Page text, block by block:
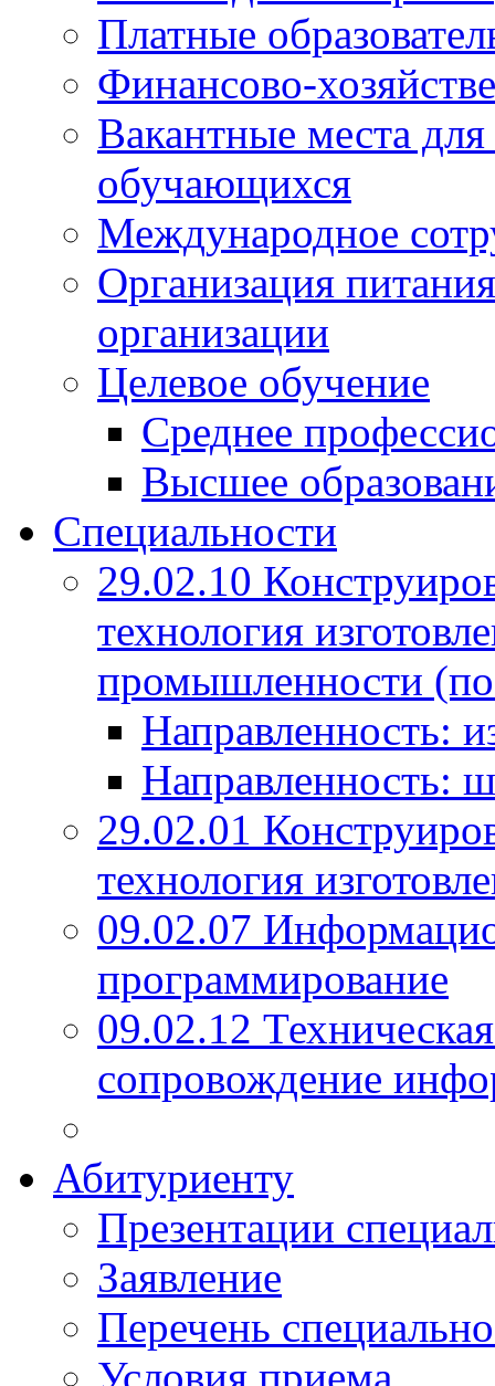
Платные
Финансово-
Вакантные места
обучающихся
Международное
Организация
организации
Целевое обучение
Среднее
Высшее
Специальности
29.02.10
технология
промышленности
Направленность:
Направленность:
29.02.01
технология
09.02.07
программирование
09.02.12
сопровождение
Абитуриенту
Презентации
Заявление
Перечень